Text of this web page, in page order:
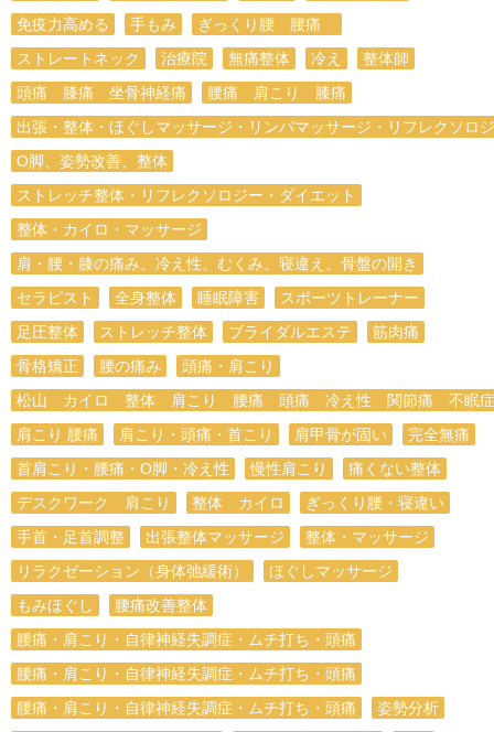
免疫力高める
手もみ
ぎっくり腰 腰痛
ストレートネック
治療院 無痛整体 冷え
整体師
頭痛 膝痛 坐骨神経痛
腰痛 肩こり 膝痛
出張・整体・ほぐしマッサージ・リンパマッサージ・リフレクソロ
O脚、姿勢改善、整体
ストレッチ整体・リフレクソロジー・ダイエット
整体・カイロ・マッサージ
肩・腰・膝の痛み、冷え性、むくみ、寝違え、骨盤の開き
セラピスト
全身整体 睡眠障害
スポーツトレーナー
足圧整体
ストレッチ整体 ブライダルエステ
筋肉痛
骨格矯正
腰の痛み
頭痛・肩こり
松山 カイロ 整体 肩こり 腰痛 頭痛 冷え性 関節痛 不眠
肩こり 腰痛
肩こり・頭痛・首こり 肩甲骨が固い
完全無痛
首肩こり・腰痛・O脚・冷え性
慢性肩こり
痛くない整体
デスクワーク 肩こり
整体 カイロ
ぎっくり腰・寝違い
手首・足首調整
出張整体マッサージ
整体・マッサージ
リラクゼーション（身体弛緩術）
ほぐしマッサージ
もみほぐし
腰痛改善整体
腰痛・肩こり・自律神経失調症・ムチ打ち・頭痛
腰痛・肩こり・自律神経失調症・ムチ打ち・頭痛
腰痛・肩こり・自律神経失調症・ムチ打ち・頭痛
姿勢分析